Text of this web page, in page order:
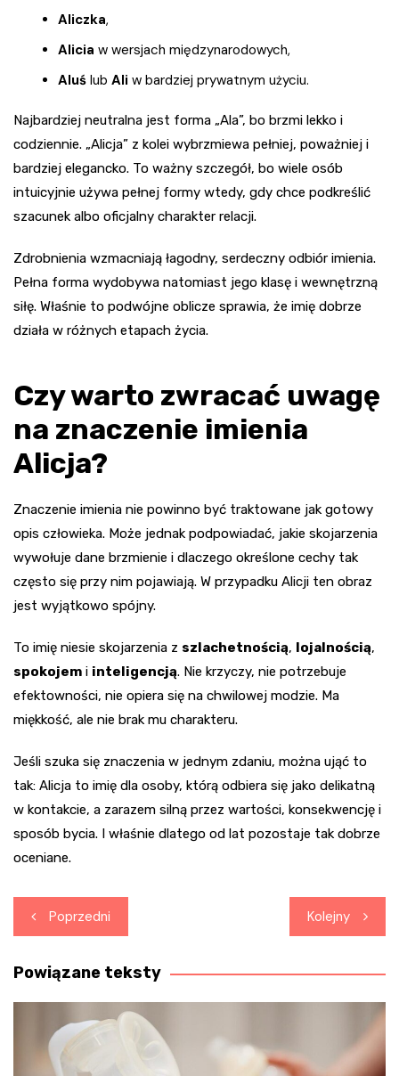
Aliczka,
Alicia w wersjach międzynarodowych,
Aluś lub Ali w bardziej prywatnym użyciu.
Najbardziej neutralna jest forma „Ala”, bo brzmi lekko i
codziennie. „Alicja” z kolei wybrzmiewa pełniej, poważniej i
bardziej elegancko. To ważny szczegół, bo wiele osób
intuicyjnie używa pełnej formy wtedy, gdy chce podkreślić
szacunek albo oficjalny charakter relacji.
Zdrobnienia wzmacniają łagodny, serdeczny odbiór imienia.
Pełna forma wydobywa natomiast jego klasę i wewnętrzną
siłę. Właśnie to podwójne oblicze sprawia, że imię dobrze
działa w różnych etapach życia.
Czy warto zwracać uwagę
na znaczenie imienia
Alicja?
Znaczenie imienia nie powinno być traktowane jak gotowy
opis człowieka. Może jednak podpowiadać, jakie skojarzenia
wywołuje dane brzmienie i dlaczego określone cechy tak
często się przy nim pojawiają. W przypadku Alicji ten obraz
jest wyjątkowo spójny.
To imię niesie skojarzenia z szlachetnością, lojalnością,
spokojem i inteligencją. Nie krzyczy, nie potrzebuje
efektowności, nie opiera się na chwilowej modzie. Ma
miękkość, ale nie brak mu charakteru.
Jeśli szuka się znaczenia w jednym zdaniu, można ująć to
tak: Alicja to imię dla osoby, którą odbiera się jako delikatną
w kontakcie, a zarazem silną przez wartości, konsekwencję i
sposób bycia. I właśnie dlatego od lat pozostaje tak dobrze
oceniane.
Nawigacja
wpisu
Poprzedni Kolejny
Powiązane teksty